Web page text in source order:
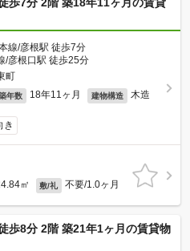
線/彦根駅 徒歩7分
/彦根口駅 徒歩25分
町
年数 18年11ヶ月 建物構造 木造
き
㎡ 敷/礼 不要/1.0ヶ月
歩8分 2階 築21年1ヶ月の賃貸物